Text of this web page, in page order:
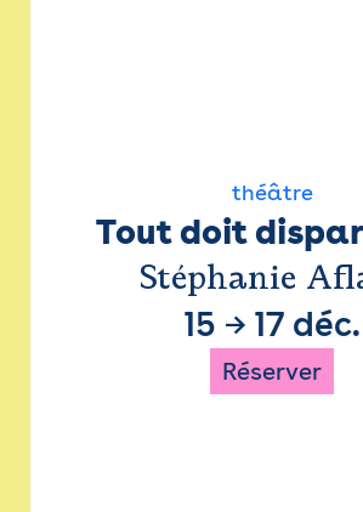
théâtre
Tout doit
Stéphanie
15 → 17 déc.
Réserver